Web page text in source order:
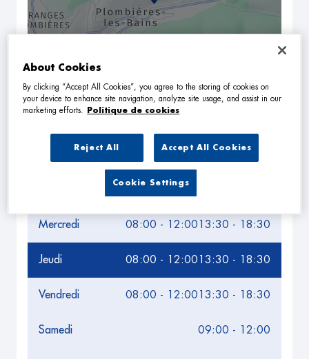
08:00 - 12:00
08:00 - 12:00
Mercredi 08:00 - 12:00 13:30 - 18:30
Jeudi 08:00 - 12:00 13:30 - 18:30
Vendredi 08:00 - 12:00 13:30 - 18:30
Samedi 09:00 - 12:00
NAVIGUER ITINÉRAIRE
About Cookies
By clicking “Accept All Cookies”, you agree to the storing of cookies on
your device to enhance site navigation, analyze site usage, and assist in our
marketing efforts.
Politique de cookies
Reject All Accept All Cookies
Cookie Settings